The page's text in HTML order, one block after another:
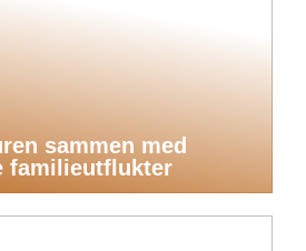
sammen med
familieutflukter